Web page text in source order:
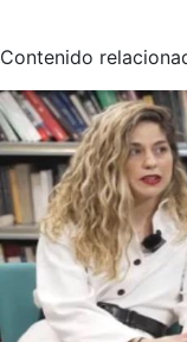
Contenido